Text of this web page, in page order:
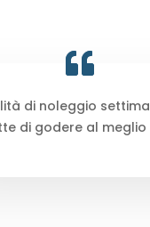
di noleggio
di godere al meglio